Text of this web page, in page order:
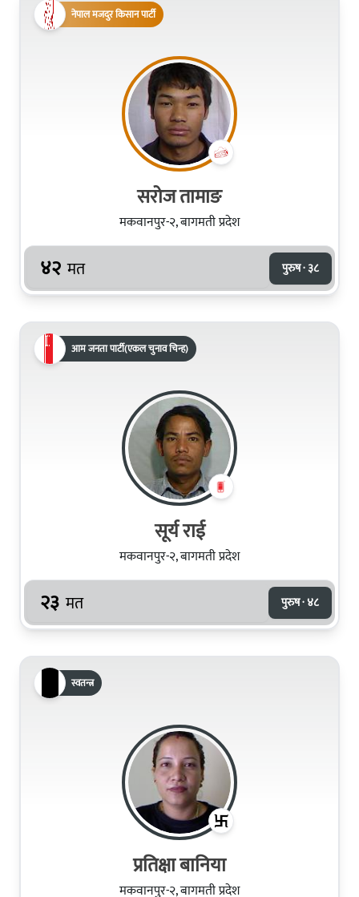
नेपाल मजदुर किसान पार्टी
सरोज तामाङ
मकवानपुर-२, बागमती प्रदेश
४२ मत पुरुष · ३८
आम जनता पार्टी(एकल चुनाव चिन्ह)
सूर्य राई
मकवानपुर-२, बागमती प्रदेश
२३ मत पुरुष · ४८
स्वतन्त्र
प्रतिक्षा बानिया
मकवानपुर-२, बागमती प्रदेश